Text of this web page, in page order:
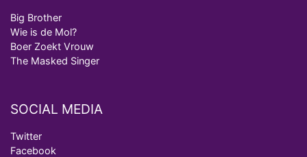
Big Brother
Wie is de Mol?
Boer Zoekt Vrouw
The Masked Singer
SOCIAL MEDIA
Twitter
Facebook